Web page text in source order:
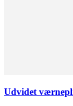
Udvidet